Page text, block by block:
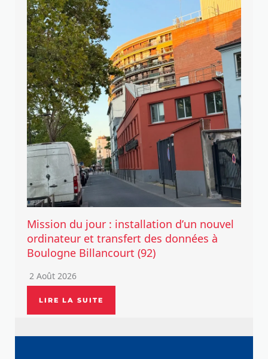
Mission du jour : installation d’un nouvel
ordinateur et transfert des données à
Boulogne Billancourt (92)
2 Août 2026
LIRE LA SUITE